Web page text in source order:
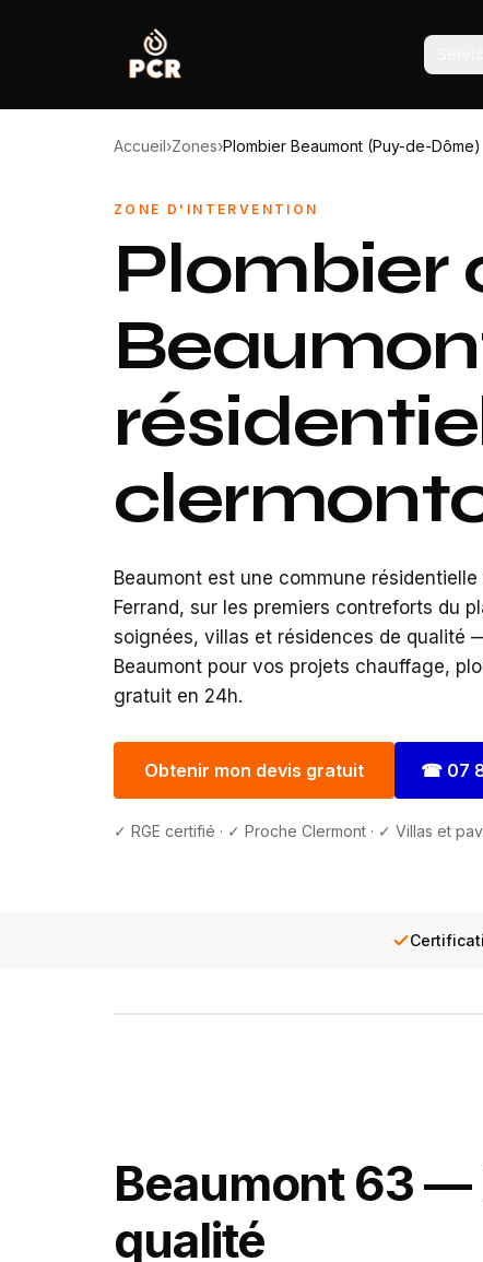
Accueil›Zones›Plombier Beaumont (Puy-de-Dôme)
ZONE D'INTERVENTION
Plombier
Beaumont est une commune
Ferrand, sur les premiers contreforts du
soignées, villas et résidences de qualité
Beaumont pour vos projets chauffage,
gratuit en 24h.
Obtenir mon devis gratuit ☎ 07
✓ RGE certifié · ✓ Proche Clermont · ✓ Villas et
Beaumont 63 —
qualité